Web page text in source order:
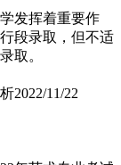
发挥着重要作
段录取，但不适
取。
2022/11/22